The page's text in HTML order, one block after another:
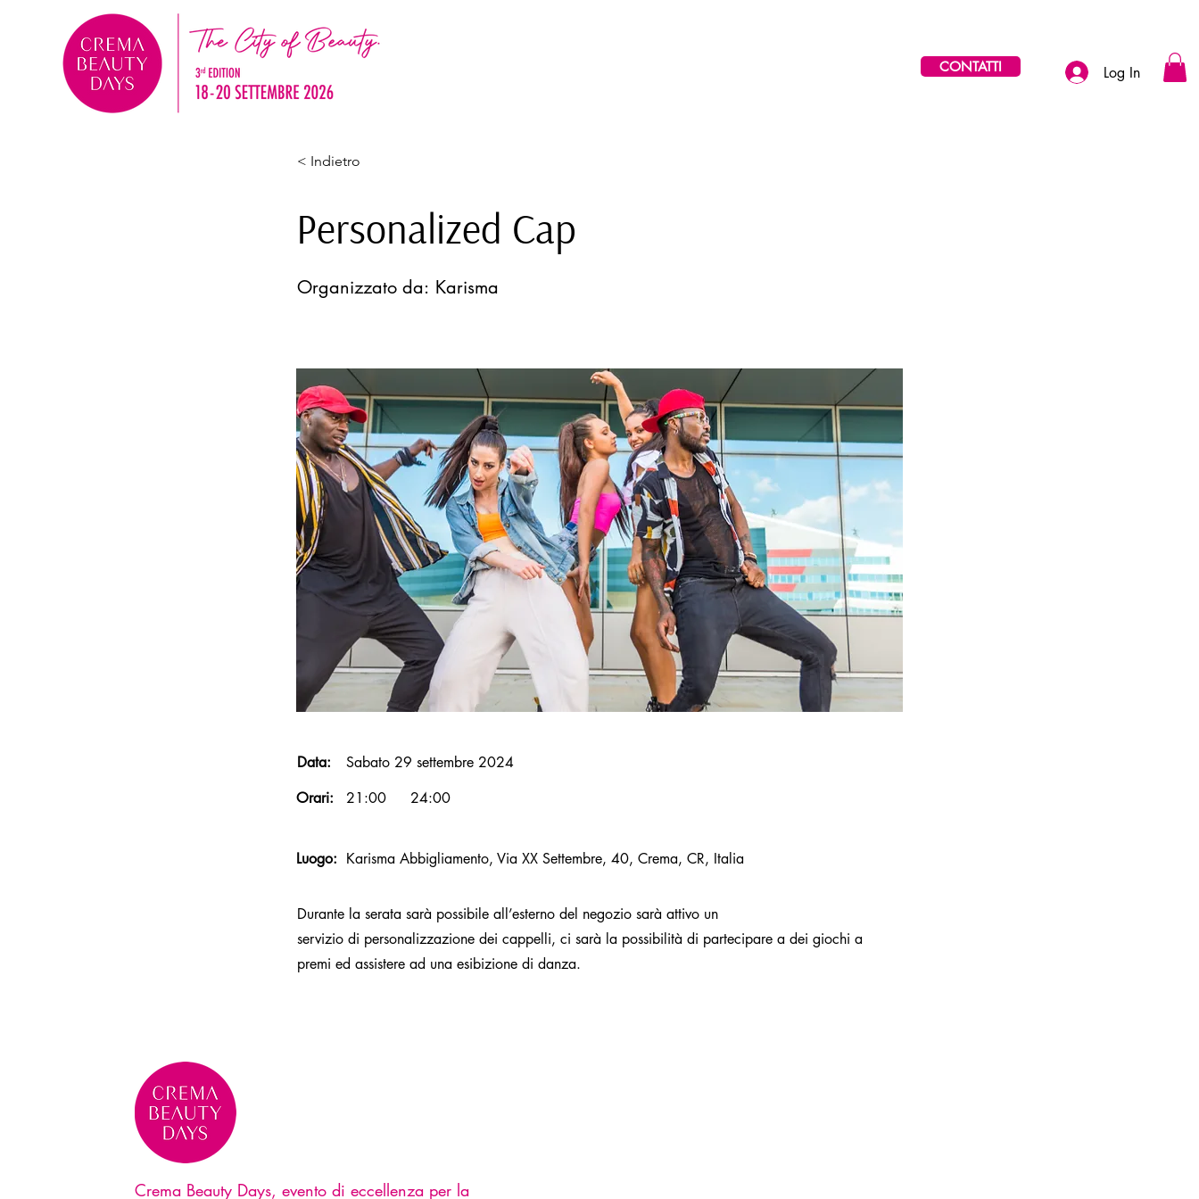
CONTATTI Log In
< Indietro
Personalized Cap
Organizzato da: Karisma
Data:
Sabato 29 settembre 2024
Orari:
21:00 24:00
Luogo: Karisma Abbigliamento, Via XX Settembre, 40, Crema, CR, Italia
Durante la serata sarà possibile all’esterno del negozio sarà attivo un
servizio di personalizzazione dei cappelli, ci sarà la possibilità di partecipare a dei giochi a
premi ed assistere ad una esibizione di danza.
Crema Beauty Days, evento di eccellenza per la